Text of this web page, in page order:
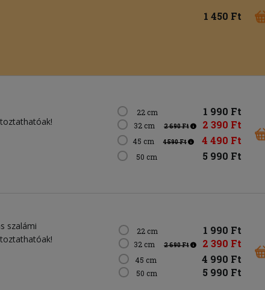
1 450 Ft
22 cm 1 990 Ft
32 cm 2 690 Ft 2 390 Ft
45 cm 4 590 Ft 4 490 Ft
50 cm 5 990 Ft
szalámi
22 cm 1 990 Ft
32 cm 2 690 Ft 2 390 Ft
45 cm 4 990 Ft
50 cm 5 990 Ft